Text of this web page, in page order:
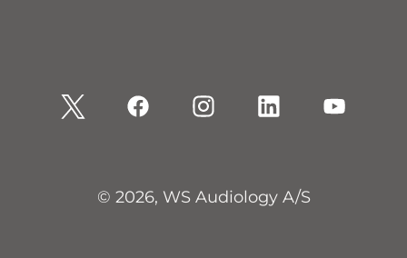
© 2026, WS Audiology A/S